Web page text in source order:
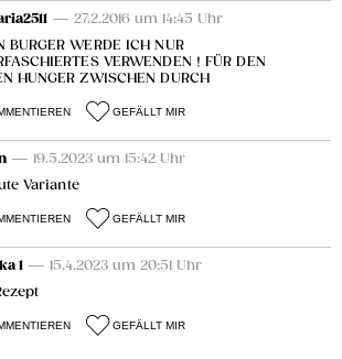
— 27.2.2016 um 14:45 Uhr
BURGER WERDE ICH NUR
VERWENDEN ! FÜR DEN
HUNGER ZWISCHEN DURCH
GEFÄLLT MIR
— 19.5.2023 um 15:42 Uhr
Variante
GEFÄLLT MIR
1 — 15.4.2023 um 20:51 Uhr
GEFÄLLT MIR